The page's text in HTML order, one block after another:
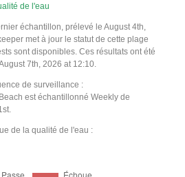
de l'eau
échantillon, prélevé le August 4th,
met à jour le statut de cette plage
sont disponibles. Ces résultats ont été
7th, 2026 at 12:10.
de surveillance :
est échantillonné Weekly de
de la qualité de l'eau :